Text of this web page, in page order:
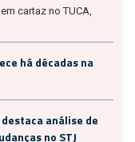
cartaz no TUCA,
há décadas na
destaca análise de
no STJ